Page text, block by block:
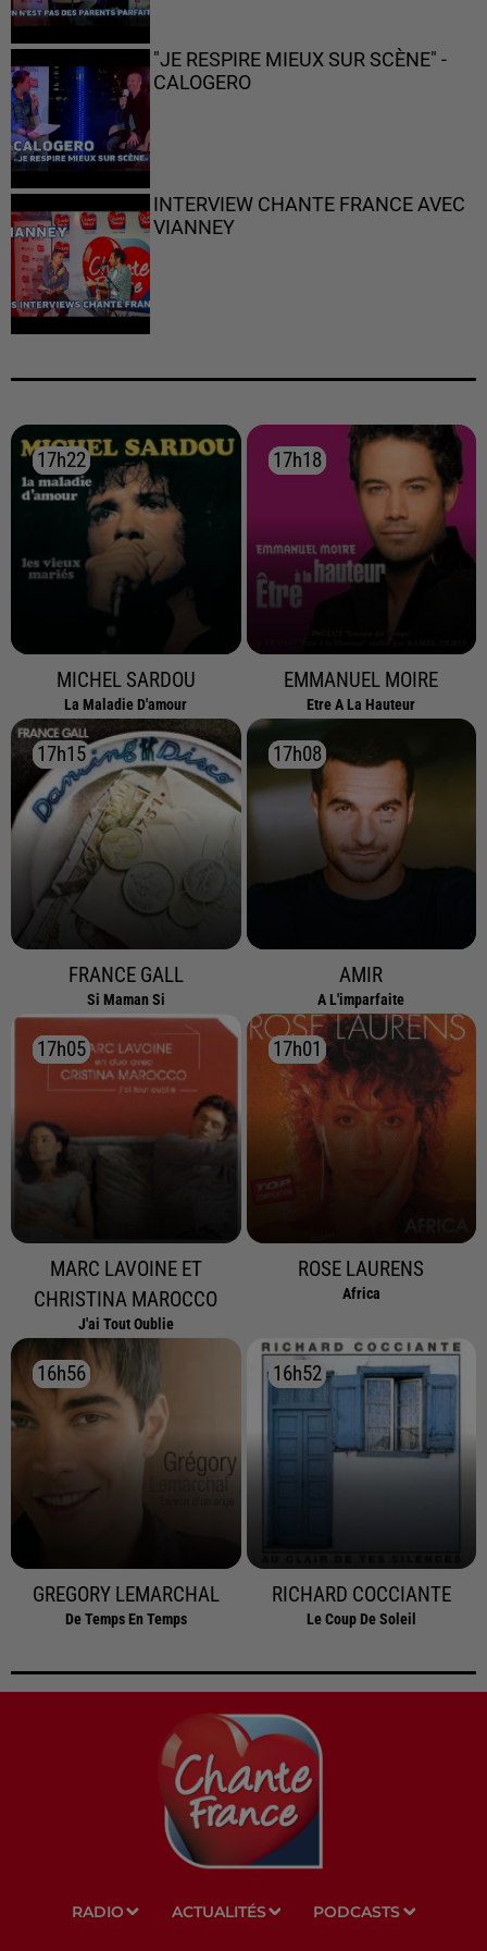
"JE RESPIRE MIEUX SUR SCÈNE" -
CALOGERO
INTERVIEW CHANTE FRANCE AVEC
VIANNEY
17h22
17h22
MICHEL SARDOU
La Maladie D'amour
17h18
17h18
EMMANUEL MOIRE
Etre A La Hauteur
17h15
17h15
FRANCE GALL
Si Maman Si
17h08
17h08
AMIR
A L'imparfaite
17h05
17h05
MARC LAVOINE ET
CHRISTINA MAROCCO
J'ai Tout Oublie
17h01
17h01
ROSE LAURENS
Africa
16h56
16h56
GREGORY LEMARCHAL
De Temps En Temps
16h52
16h52
RICHARD COCCIANTE
Le Coup De Soleil
RADIO ACTUALITÉS PODCASTS